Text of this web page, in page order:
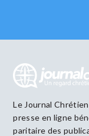
Le Journal
presse en ligne
paritaire des